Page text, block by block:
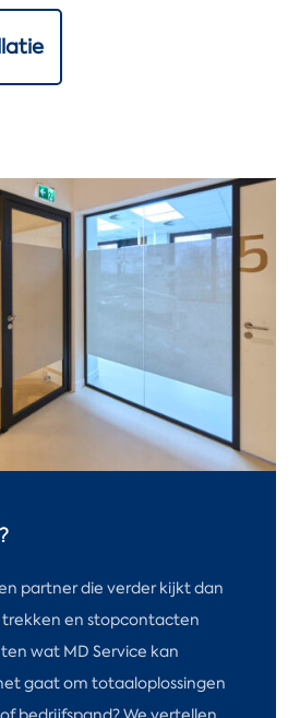
partner die verder kijkt dan
trekken en stopcontacten
wat MD Service kan
gaat om totaaloplossingen